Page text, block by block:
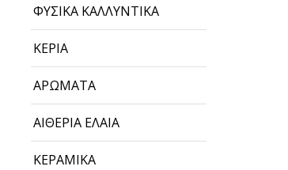
ΦΥΣΙΚΑ ΚΑΛΛΥΝΤΙΚΑ
ΚΕΡΙΑ
ΑΡΩΜΑΤΑ
ΑΙΘΕΡΙΑ ΕΛΑΙΑ
ΚΕΡΑΜΙΚΑ